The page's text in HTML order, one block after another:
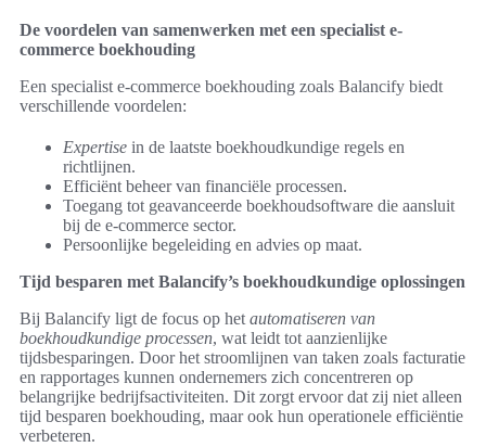
De voordelen van samenwerken met een specialist e-
commerce boekhouding
Een specialist e-commerce boekhouding zoals Balancify biedt
verschillende voordelen:
Expertise in de laatste boekhoudkundige regels en
richtlijnen.
Efficiënt beheer van financiële processen.
Toegang tot geavanceerde boekhoudsoftware die aansluit
bij de e-commerce sector.
Persoonlijke begeleiding en advies op maat.
Tijd besparen met Balancify’s boekhoudkundige oplossingen
Bij Balancify ligt de focus op het automatiseren van
boekhoudkundige processen, wat leidt tot aanzienlijke
tijdsbesparingen. Door het stroomlijnen van taken zoals facturatie
en rapportages kunnen ondernemers zich concentreren op
belangrijke bedrijfsactiviteiten. Dit zorgt ervoor dat zij niet alleen
tijd besparen boekhouding, maar ook hun operationele efficiëntie
verbeteren.